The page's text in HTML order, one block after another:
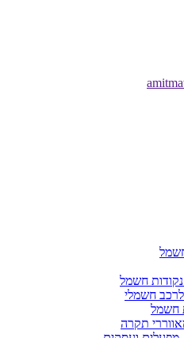
חשמל
חשמלי
חשמל
תקרה